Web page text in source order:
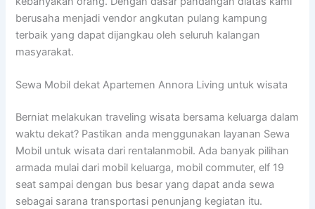
berusaha menjadi vendor angkutan pulang kampung
terbaik yang dapat dijangkau oleh seluruh kalangan
masyarakat.
Sewa Mobil dekat Apartemen Annora Living untuk wisata
Berniat melakukan traveling wisata bersama keluarga dalam
waktu dekat? Pastikan anda menggunakan layanan Sewa
Mobil untuk wisata dari rentalanmobil. Ada banyak pilihan
armada mulai dari mobil keluarga, mobil commuter, elf 19
seat sampai dengan bus besar yang dapat anda sewa
sebagai sarana transportasi penunjang kegiatan itu.